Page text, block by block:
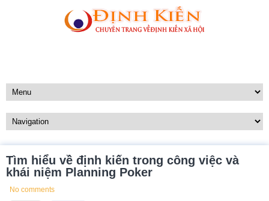
Tìm hiểu về định kiến trong công việc và
khái niệm Planning Poker
No comments